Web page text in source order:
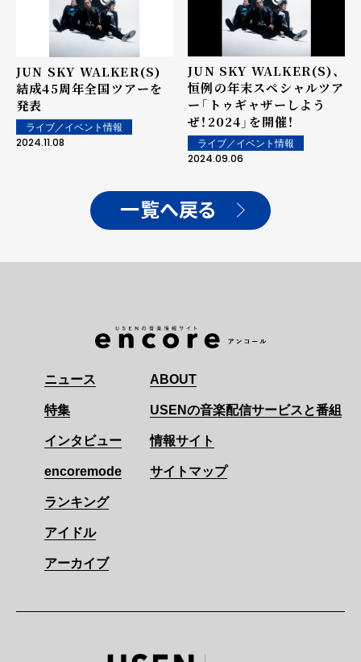
JUN SKY WALKER(S)
結成45周年全国ツアーを
発表
ライブ／イベント情報
2024.11.08
JUN SKY WALKER(S)、
恒例の年末スペシャルツア
ー「トゥギャザーしよう
ぜ！2024」を開催！
ライブ／イベント情報
2024.09.06
一覧へ戻る
ニュース
特集
インタビュー
encoremode
ランキング
アイドル
アーカイブ
ABOUT
USENの音楽配信サービスと番組
情報サイト
サイトマップ